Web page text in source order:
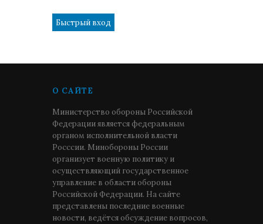
О САЙТЕ
Министерство обороны Российской
Федерации является федеральным
органом исполнительной власти
Росссии. Минобороны России
организует военную политику и
осуществляющий государственное
управление в области обороны
Российской Федерации. На сайте
представлены последние военные
новости, ведётся обсуждение вопросов,